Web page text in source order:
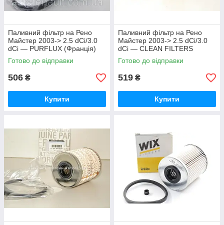
Паливний фільтр на Рено
Майстер 2003-> 2.5 dCi/3.0
dCi — PURFLUX (Франція)
C492
Готово до відправки
506 ₴
Купити
Паливний фільтр на Рено
Майстер 2003-> 2.5 dCi/3.0
dCi — CLEAN FILTERS
(Німеччина) MG1651
Готово до відправки
519 ₴
Купити